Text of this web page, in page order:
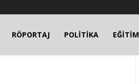
RÖPORTAJ POLİTİKA EĞİTİM